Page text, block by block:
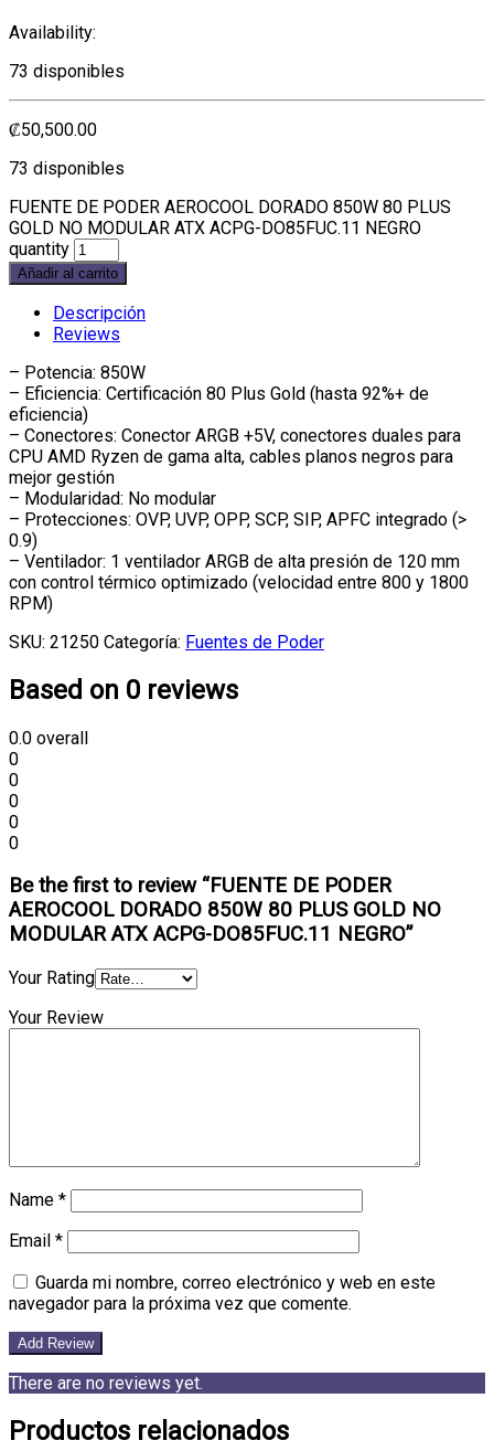
Availability:
73 disponibles
₡50,500.00
73 disponibles
FUENTE DE PODER AEROCOOL DORADO 850W 80 PLUS
GOLD NO MODULAR ATX ACPG-DO85FUC.11 NEGRO
quantity
Añadir al carrito
Descripción
Reviews
– Potencia: 850W
– Eficiencia: Certificación 80 Plus Gold (hasta 92%+ de
eficiencia)
– Conectores: Conector ARGB +5V, conectores duales para
CPU AMD Ryzen de gama alta, cables planos negros para
mejor gestión
– Modularidad: No modular
– Protecciones: OVP, UVP, OPP, SCP, SIP, APFC integrado (>
0.9)
– Ventilador: 1 ventilador ARGB de alta presión de 120 mm
con control térmico optimizado (velocidad entre 800 y 1800
RPM)
SKU: 21250 Categoría: Fuentes de Poder
Based on 0 reviews
0.0 overall
0
0
0
0
0
Be the first to review “FUENTE DE PODER
AEROCOOL DORADO 850W 80 PLUS GOLD NO
MODULAR ATX ACPG-DO85FUC.11 NEGRO”
Your Rating
Your Review
Name *
Email *
Guarda mi nombre, correo electrónico y web en este
navegador para la próxima vez que comente.
There are no reviews yet.
Productos relacionados